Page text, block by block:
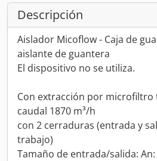
Descripción
Aislador Micoflow - Caja de
aislante de guantera
El dispositivo no se utiliza.
Con extracción por microfiltro
caudal 1870 m³/h
con 2 cerraduras (entrada y
trabajo)
Tamaño de entrada/salida: An: